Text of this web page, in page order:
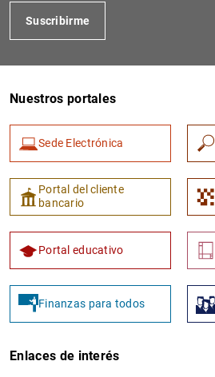
Suscribirme
Nuestros portales
Sede Electrónica
Portal del cliente
bancario
Portal educativo
Finanzas para todos
Enlaces de interés